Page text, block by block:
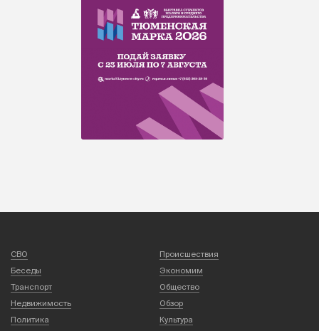
СВО
Происшествия
Беседы
Экономим
Транспорт
Общество
Недвижимость
Обзор
Политика
Культура